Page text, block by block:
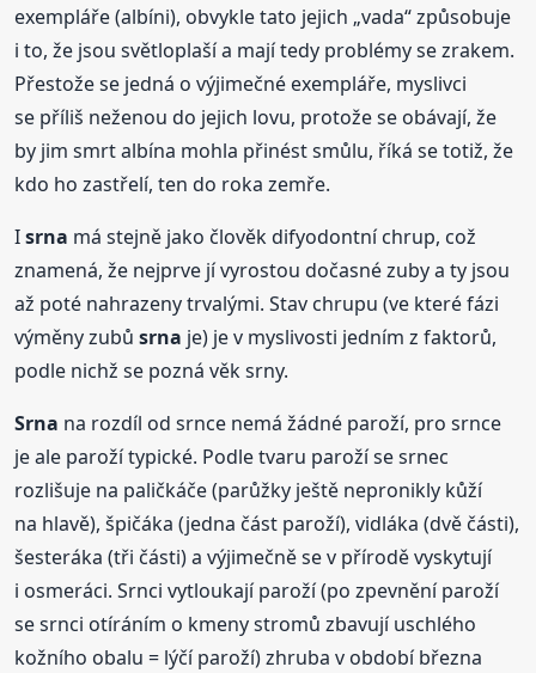
exempláře (albíni), obvykle tato jejich „vada“ způsobuje
i to, že jsou světloplaší a mají tedy problémy se zrakem.
Přestože se jedná o výjimečné exempláře, myslivci
se příliš neženou do jejich lovu, protože se obávají, že
by jim smrt albína mohla přinést smůlu, říká se totiž, že
kdo ho zastřelí, ten do roka zemře.
Isrna má stejně jako člověk difyodontní chrup, což
znamená, že nejprve jí vyrostou dočasné zuby a ty jsou
až poté nahrazeny trvalými. Stav chrupu (ve které fázi
výměny zubůsrna je) je v myslivosti jedním z faktorů,
podle nichž se pozná věk srny.
Srna na rozdíl od srnce nemá žádné paroží, pro srnce
je ale paroží typické. Podle tvaru paroží se srnec
rozlišuje na paličkáče (parůžky ještě nepronikly kůží
na hlavě), špičáka (jedna část paroží), vidláka (dvě části),
šesteráka (tři části) a výjimečně se v přírodě vyskytují
i osmeráci. Srnci vytloukají paroží (po zpevnění paroží
se srnci otíráním o kmeny stromů zbavují uschlého
kožního obalu = lýčí paroží) zhruba v období března